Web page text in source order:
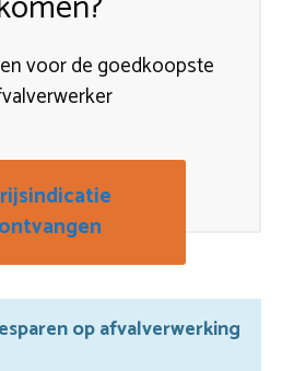
voor de goedkoopste
ontvangen
op afvalverwerking